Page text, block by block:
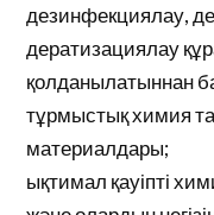
дезинфекциялау,
дератизациялау
қолданылатыннан
тұрмыстық химия
материалдары;
ықтимал қауіпті